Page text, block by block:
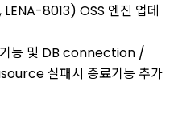
8013) OSS 엔진 업데
능 및 DB connection /
실패시 종료기능 추가